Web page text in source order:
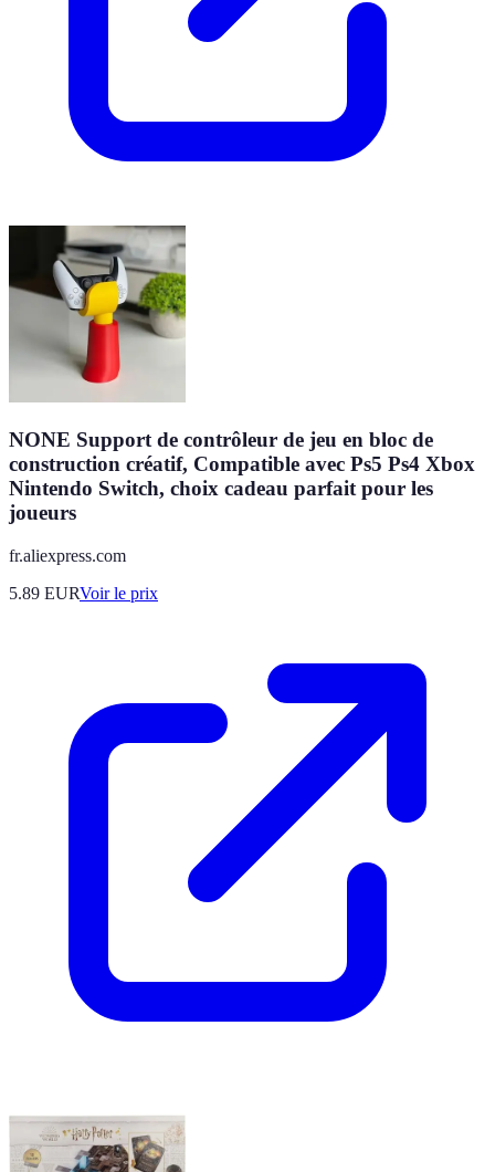
NONE Support de contrôleur de jeu en bloc de
construction créatif, Compatible avec Ps5 Ps4 Xbox
Nintendo Switch, choix cadeau parfait pour les
joueurs
fr.aliexpress.com
5.89 EURVoir le prix